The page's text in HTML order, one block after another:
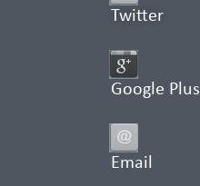
Twitter
Google Plus
Email